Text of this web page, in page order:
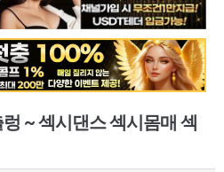
~ 섹시댄스 섹시몸매 섹